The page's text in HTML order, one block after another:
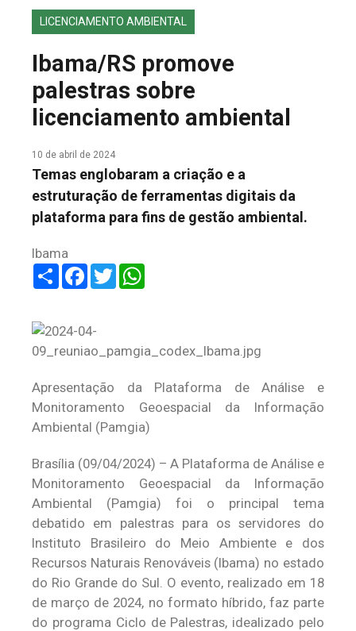
EDIÇÕES ANTERIORES
FALE CONOSCO
LICENCIAMENTO AMBIENTAL
Ibama/RS promove
palestras sobre
licenciamento ambiental
10 de abril de 2024
Temas englobaram a criação e a
estruturação de ferramentas digitais da
plataforma para fins de gestão ambiental.
Ibama
ShareFacebook
Twitter
Apresentação da Plataforma de Análise e
Monitoramento Geoespacial da Informação
Ambiental (Pamgia)
Brasília (09/04/2024) – A Plataforma de Análise e
Monitoramento Geoespacial da Informação
Ambiental (Pamgia) foi o principal tema
debatido em palestras para os servidores do
Instituto Brasileiro do Meio Ambiente e dos
Recursos Naturais Renováveis (Ibama) no estado
do Rio Grande do Sul. O evento, realizado em 18
de março de 2024, no formato híbrido, faz parte
do programa Ciclo de Palestras, idealizado pelo